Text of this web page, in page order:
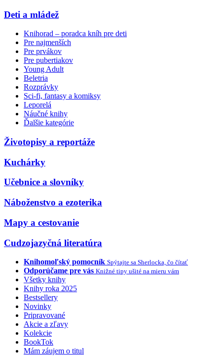
Deti a mládež
Knihorad – poradca kníh pre deti
Pre najmenších
Pre prvákov
Pre pubertiakov
Young Adult
Beletria
Rozprávky
Sci-fi, fantasy a komiksy
Leporelá
Náučné knihy
Ďalšie kategórie
Životopisy a reportáže
Kuchárky
Učebnice a slovníky
Náboženstvo a ezoterika
Mapy a cestovanie
Cudzojazyčná literatúra
Knihomoľský pomocník Spýtajte sa Sherlocka, čo čítať
Odporúčame pre vás Knižné tipy ušité na mieru vám
Všetky knihy
Knihy roka 2025
Bestsellery
Novinky
Pripravované
Akcie a zľavy
Kolekcie
BookTok
Mám záujem o titul